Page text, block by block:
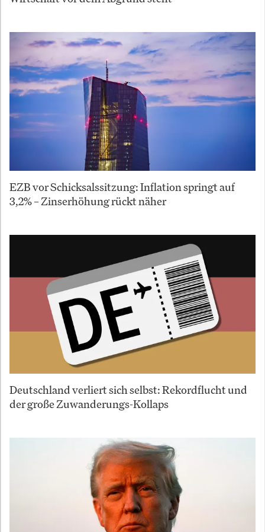
EZB vor Schicksalssitzung: Inflation springt auf
3,2% – Zinserhöhung rückt näher
Deutschland verliert sich selbst: Rekordflucht und
der große Zuwanderungs-Kollaps